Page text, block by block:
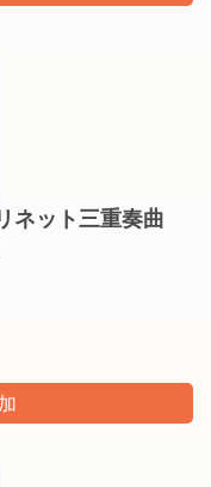
ネット三重奏曲